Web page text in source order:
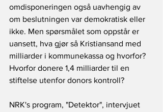
omdisponeringen også uavhengig av
om beslutningen var demokratisk eller
ikke. Men spørsmålet som oppstår er
uansett, hva gjør så Kristiansand med
milliarder i kommunekassa og hvorfor?
Hvorfor donere 1,4 milliarder til en
stiftelse utenfor donors kontroll?
NRK's program, "Detektor", intervjuet